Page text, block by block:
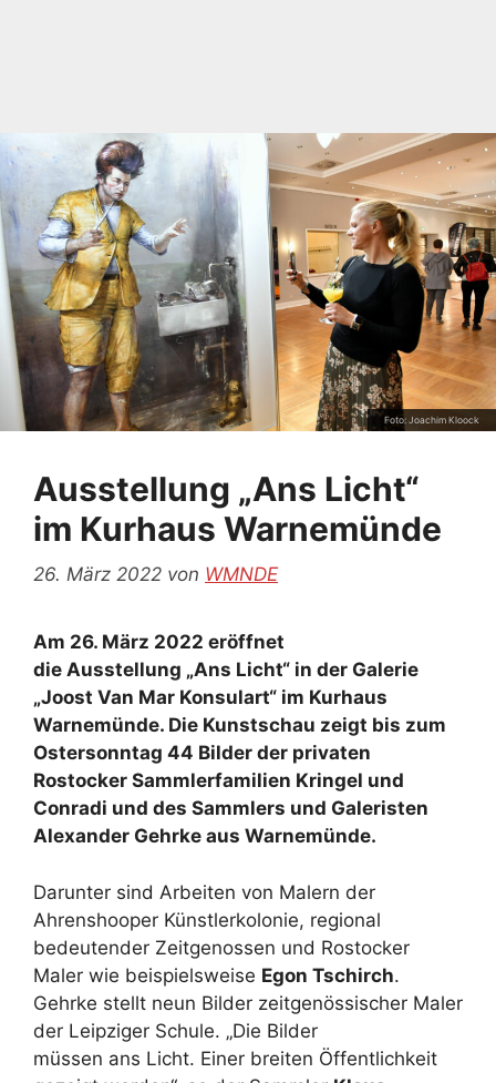
Foto: Joachim Kloock
Ausstellung „Ans Licht“
im Kurhaus Warnemünde
26. März 2022 von WMNDE
Am 26. März 2022 eröffnet
die Ausstellung „Ans Licht“ in der Galerie
„Joost Van Mar Konsulart“ im Kurhaus
Warnemünde. Die Kunstschau zeigt bis zum
Ostersonntag 44 Bilder der privaten
Rostocker Sammlerfamilien Kringel und
Conradi und des Sammlers und Galeristen
Alexander Gehrke aus Warnemünde.
Darunter sind Arbeiten von Malern der
Ahrenshooper Künstlerkolonie, regional
bedeutender Zeitgenossen und Rostocker
Maler wie beispielsweise Egon Tschirch.
Gehrke stellt neun Bilder zeitgenössischer Maler
der Leipziger Schule. „Die Bilder
müssen ans Licht. Einer breiten Öffentlichkeit